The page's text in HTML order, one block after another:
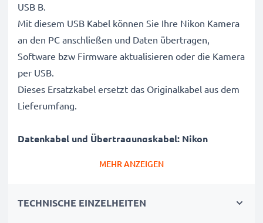
USB B.
Mit diesem USB Kabel können Sie Ihre Nikon Kamera
an den PC anschließen und Daten übertragen,
Software bzw Firmware aktualisieren oder die Kamera
per USB.
Dieses Ersatzkabel ersetzt das Originalkabel aus dem
Lieferumfang.
Datenkabel und Übertragungskabel: Nikon
anschließen (Interfacekabel, Computerkabel)
MEHR ANZEIGEN
TECHNISCHE EINZELHEITEN